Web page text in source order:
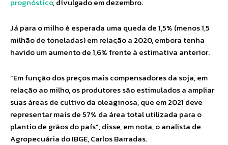
Já para o milho é esperada uma queda de 1,5% (menos 1,5
milhão de toneladas) em relação a 2020, embora tenha
havido um aumento de 1,6% frente à estimativa anterior.
“Em função dos preços mais compensadores da soja, em
relação ao milho, os produtores são estimulados a ampliar
suas áreas de cultivo da oleaginosa, que em 2021 deve
representar mais de 57% da área total utilizada para o
plantio de grãos do país”, disse, em nota, o analista de
Agropecuária do IBGE, Carlos Barradas.